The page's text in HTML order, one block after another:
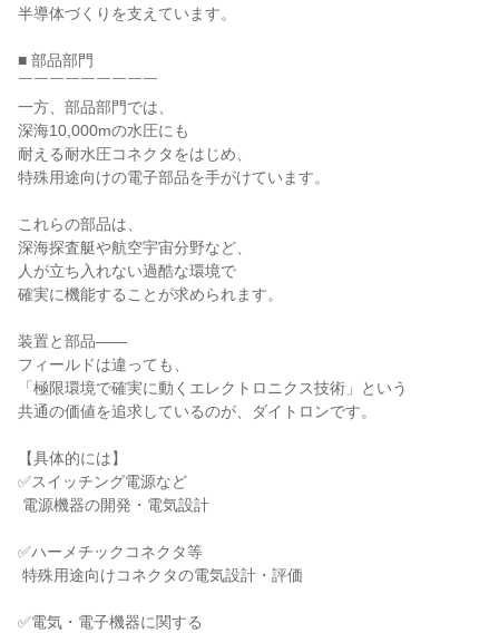
半導体づくりを支えています。
■ 部品部門
￣￣￣￣￣￣￣￣￣
一方、部品部門では、
深海10,000mの水圧にも
耐える耐水圧コネクタをはじめ、
特殊用途向けの電子部品を手がけています。
これらの部品は、
深海探査艇や航空宇宙分野など、
人が立ち入れない過酷な環境で
確実に機能することが求められます。
装置と部品――
フィールドは違っても、
「極限環境で確実に動くエレクトロニクス技術」という
共通の価値を追求しているのが、ダイトロンです。
【具体的には】
✅スイッチング電源など
✅ハーメチックコネクタ等
✅電気・電子機器に関する